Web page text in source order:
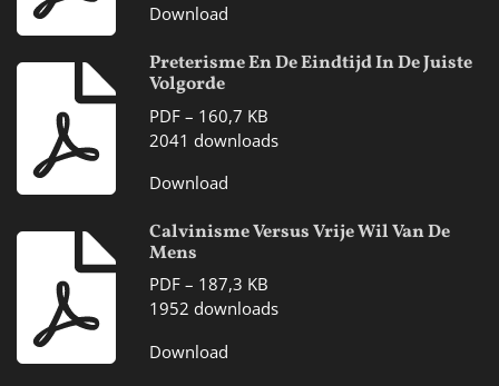
Download
Preterisme En De Eindtijd In De Juiste
Volgorde
PDF – 160,7 KB
2041 downloads
Download
Calvinisme Versus Vrije Wil Van De
Mens
PDF – 187,3 KB
1952 downloads
Download